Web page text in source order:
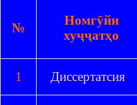
№
Номгӯйи
хуҷҷатҳо
1 Диссертатсия